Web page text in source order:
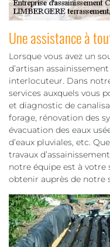
Une assistance à
Lorsque vous avez un
d’artisan
interlocuteur. Dans
services auxquels vous
et diagnostic de
forage, rénovation des
évacuation des eaux
d’eaux pluviales, etc.
travaux
notre équipe est à votre
obtenir auprès de notre